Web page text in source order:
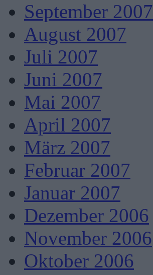
September 2007
August 2007
Juli 2007
Juni 2007
Mai 2007
April 2007
März 2007
Februar 2007
Januar 2007
Dezember 2006
November 2006
Oktober 2006